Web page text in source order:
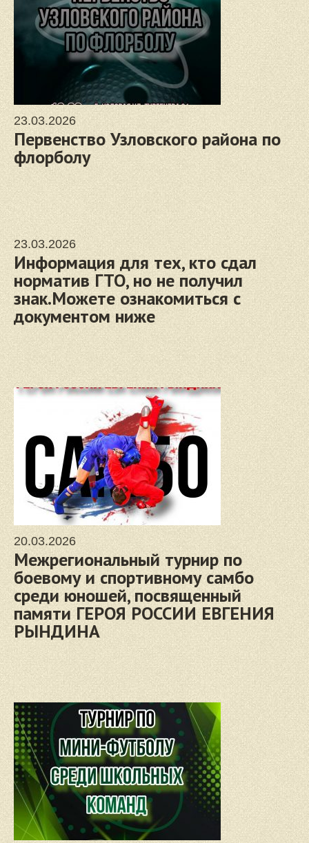
23.03.2026
Первенство Узловского района по
флорболу
23.03.2026
Информация для тех, кто сдал
норматив ГТО, но не получил
знак.Можете ознакомиться с
документом ниже
20.03.2026
Межрегиональный турнир по
боевому и спортивному самбо
среди юношей, посвященный
памяти ГЕРОЯ РОССИИ ЕВГЕНИЯ
РЫНДИНА